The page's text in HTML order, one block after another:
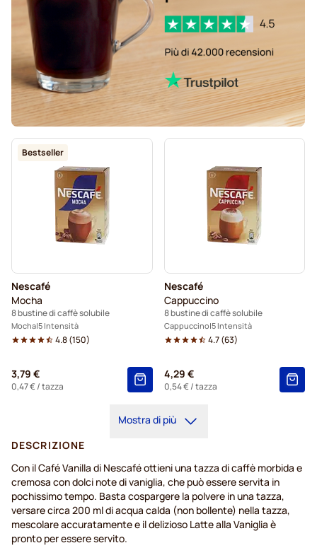
Bestseller
Nescafé
Mocha
8 bustine di caffè solubile
Mocha 5 Intensità
4.8(150)
3,79 €
0,47 €/ tazza
Nescafé
Cappuccino
8 bustine di caffè solubile
Cappuccino 5 Intensità
4.7(63)
4,29 €
0,54 €/ tazza
Mostra di più
DESCRIZIONE
Con il Café Vanilla di Nescafé ottieni una tazza di caffè morbida e
cremosa con dolci note di vaniglia, che può essere servita in
pochissimo tempo. Basta cospargere la polvere in una tazza,
versare circa 200 ml di acqua calda (non bollente) nella tazza,
mescolare accuratamente e il delizioso Latte alla Vaniglia è
pronto per essere servito.